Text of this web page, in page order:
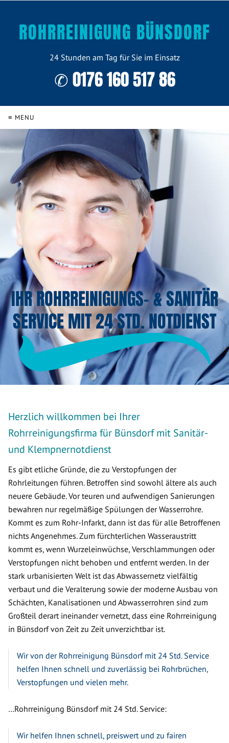
ROHRREINIGUNG BÜNSDORF
24 Stunden am Tag für Sie im Einsatz
✆ 0176 160 517 86
≡ MENU
IHR ROHRREINIGUNGS- & SANITÄR
SERVICE MIT 24 STD. NOTDIENST
Herzlich willkommen bei Ihrer
Rohrreinigungsfirma für Bünsdorf mit Sanitär-
und Klempnernotdienst
Es gibt etliche Gründe, die zu Verstopfungen der
Rohrleitungen führen. Betroffen sind sowohl ältere als auch
neuere Gebäude. Vor teuren und aufwendigen Sanierungen
bewahren nur regelmäßige Spülungen der Wasserrohre.
Kommt es zum Rohr-Infarkt, dann ist das für alle Betroffenen
nichts Angenehmes. Zum fürchterlichen Wasseraustritt
kommt es, wenn Wurzeleinwüchse, Verschlammungen oder
Verstopfungen nicht behoben und entfernt werden. In der
stark urbanisierten Welt ist das Abwassernetz vielfältig
verbaut und die Veralterung sowie der moderne Ausbau von
Schächten, Kanalisationen und Abwasserrohren sind zum
Großteil derart ineinander vernetzt, dass eine Rohrreinigung
in Bünsdorf von Zeit zu Zeit unverzichtbar ist.
Wir von der Rohrreinigung Bünsdorf mit 24 Std. Service
helfen Ihnen schnell und zuverlässig bei Rohrbrüchen,
Verstopfungen und vielen mehr.
…Rohrreinigung Bünsdorf mit 24 Std. Service:
Wir helfen Ihnen schnell, preiswert und zu fairen